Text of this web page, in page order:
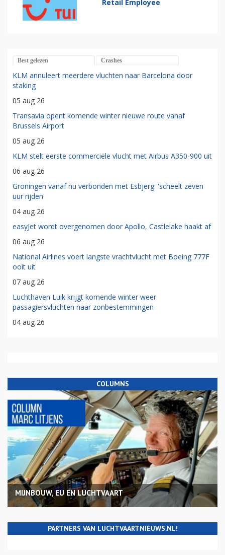
Retail Employee
Best gelezen Crashes
KLM annuleert meerdere vluchten naar Barcelona door
staking
05 aug 26
Transavia opent komende winter nieuwe route vanaf
Brussels Airport
05 aug 26
KLM stelt eerste commerciële vlucht met Airbus A350-900 uit
06 aug 26
Groningen vanaf nu verbonden met Esbjerg: 'scheelt zeven
uur rijden'
04 aug 26
easyJet wordt overgenomen door Apollo, Castlelake haakt af
06 aug 26
National Airlines voert langste vrachtvlucht met Boeing 777F
ooit uit
07 aug 26
Luchthaven Luik krijgt komende winter weer
passagiersvluchten naar zonbestemmingen
04 aug 26
COLUMNS
MIJNBOUW, EU EN LUCHTVAART
PARTNERS VAN LUCHTVAARTNIEUWS.NL!